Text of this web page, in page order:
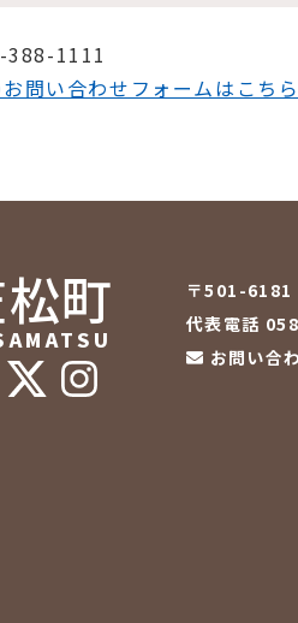
388-1111
問い合わせフォームはこちら
町
〒501-6181
代表電話
お問い合